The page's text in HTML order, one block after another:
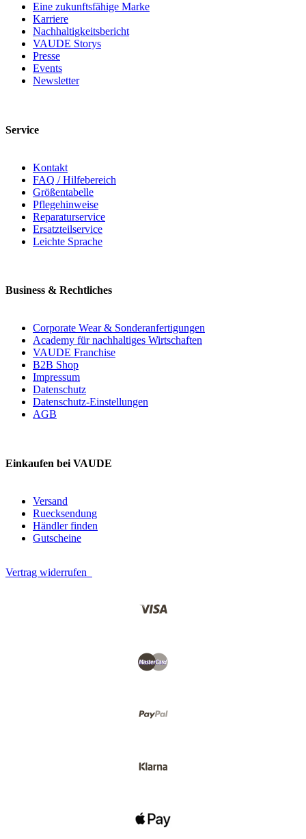
Eine zukunftsfähige Marke
Karriere
Nachhaltigkeitsbericht
VAUDE Storys
Presse
Events
Newsletter
Service
Kontakt
FAQ / Hilfebereich
Größentabelle
Pflegehinweise
Reparaturservice
Ersatzteilservice
Leichte Sprache
Business & Rechtliches
Corporate Wear & Sonderanfertigungen
Academy für nachhaltiges Wirtschaften
VAUDE Franchise
B2B Shop
Impressum
Datenschutz
Datenschutz-Einstellungen
AGB
Einkaufen bei VAUDE
Versand
Ruecksendung
Händler finden
Gutscheine
Vertrag widerrufen